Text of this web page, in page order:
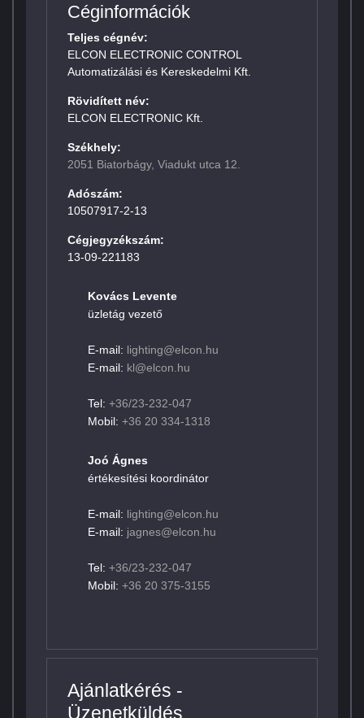
Céginformációk
Teljes cégnév:
ELCON ELECTRONIC CONTROL
Automatizálási és Kereskedelmi Kft.
Rövidített név:
ELCON ELECTRONIC Kft.
Székhely:
2051 Biatorbágy, Viadukt utca 12.
Adószám:
10507917-2-13
Cégjegyzékszám:
13-09-221183
Kovács Levente
üzletág vezető
E-mail: lighting@elcon.hu
E-mail: kl@elcon.hu
Tel: +36/23-232-047
Mobil: +36 20 334-1318
Joó Ágnes
értékesítési koordinátor
E-mail: lighting@elcon.hu
E-mail: jagnes@elcon.hu
Tel: +36/23-232-047
Mobil: +36 20 375-3155
Ajánlatkérés -
Üzenetküldés